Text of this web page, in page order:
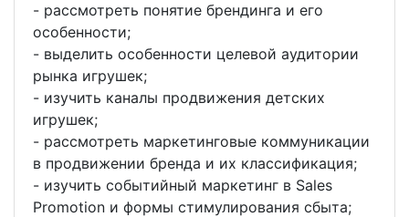
- рассмотреть понятие брендинга и его
особенности;
- выделить особенности целевой аудитории
рынка игрушек;
- изучить каналы продвижения детских
игрушек;
- рассмотреть маркетинговые коммуникации
в продвижении бренда и их классификация;
- изучить событийный маркетинг в Sales
Promotion и формы стимулирования сбыта;